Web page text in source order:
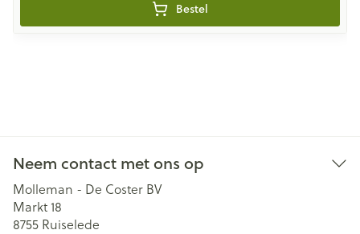
Bestel
Neem contact met ons op
Molleman - De Coster BV
Markt 18
8755 Ruiselede